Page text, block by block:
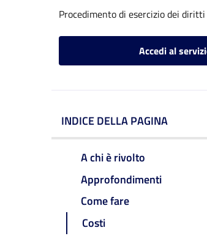
Procedimento di esercizio dei
Accedi al
INDICE DELLA PAGINA
A chi è rivolto
Approfondimenti
Come fare
Costi